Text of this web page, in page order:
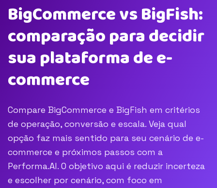
BigCommerce vs BigFish:
comparação para decidir
sua plataforma de e-
commerce
Compare BigCommerce e BigFish em critérios
de operação, conversão e escala. Veja qual
opção faz mais sentido para seu cenário de e-
commerce e próximos passos com a
Performa.AI. O objetivo aqui é reduzir incerteza
e escolher por cenário, com foco em